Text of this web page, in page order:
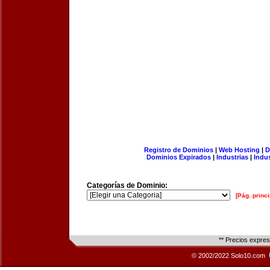
Registro de Dominios| Web Hosting |
Dominios Expirados | Industrias |
Categorías de Dominio:
[Pág.
** Precios
© 2002/2022 Solo10.com